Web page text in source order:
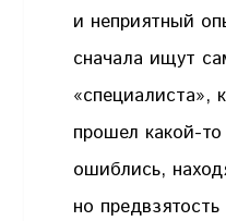
и неприятный
сначала ищут
«специалиста»,
прошел какой-
ошиблись,
но